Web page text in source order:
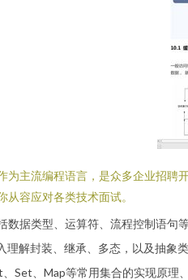
为主流编程语言，是众多企业招
从容应对各类技术面试。
数据类型、运算符、流程控制语句
理解封装、继承、多态，以及抽象
、Set、Map等常用集合的实现原理